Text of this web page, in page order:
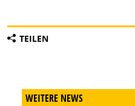
TEILEN
WEITERE NEWS